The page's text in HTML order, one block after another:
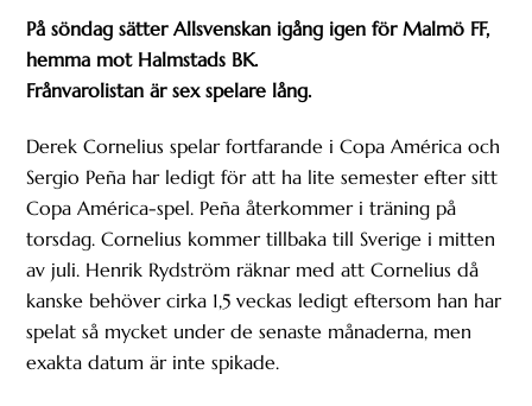
På söndag sätter Allsvenskan igång igen för Malmö FF,
hemma mot Halmstads BK.
Frånvarolistan är sex spelare lång.
Derek Cornelius spelar fortfarande i Copa América och
Sergio Peña har ledigt för att ha lite semester efter sitt
Copa América-spel. Peña återkommer i träning på
torsdag. Cornelius kommer tillbaka till Sverige i mitten
av juli. Henrik Rydström räknar med att Cornelius då
kanske behöver cirka 1,5 veckas ledigt eftersom han har
spelat så mycket under de senaste månaderna, men
exakta datum är inte spikade.